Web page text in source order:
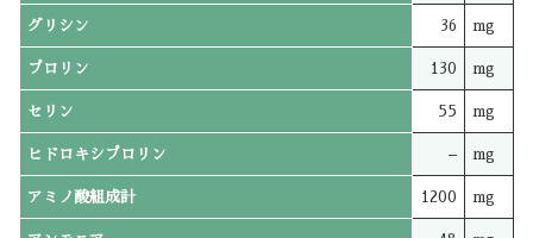
グリシン 36 mg
プロリン 130 mg
セリン 55 mg
ヒドロキシプロリン – mg
アミノ酸組成計 1200 mg